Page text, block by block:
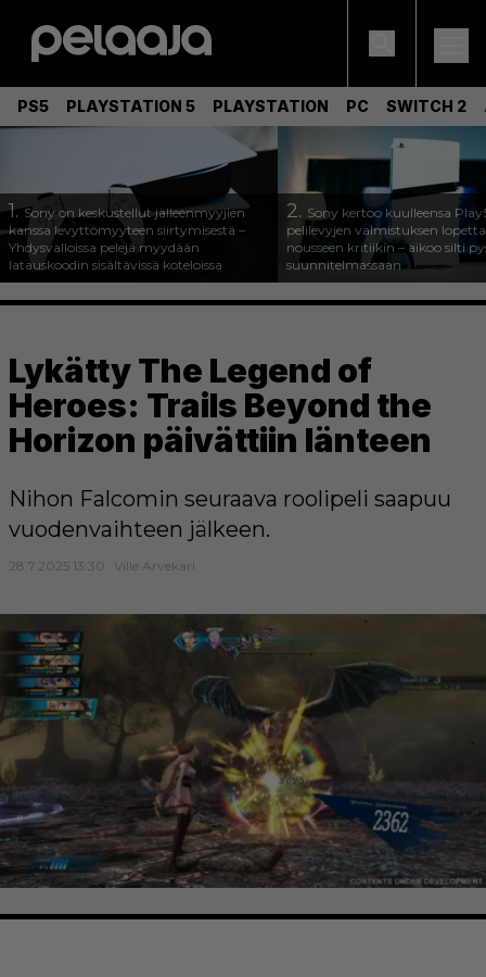
PS5 PLAYSTATION 5 PLAYSTATION PC SWITCH 2
1.Sony on keskustellut jälleenmyyjien
kanssa levyttömyyteen siirtymisestä –
Yhdysvalloissa pelejä myydään
latauskoodin sisältävissä koteloissa
2. Sony kertoo kuulleensa
pelilevyjen valmistuksen
nousseen kritiikin – aikoo silti
suunnitelmassaan
Lykätty The Legend of
Heroes: Trails Beyond the
Horizon päivättiin länteen
Nihon Falcomin seuraava roolipeli saapuu
vuodenvaihteen jälkeen.
28.7.2025 13:30 Ville Arvekari